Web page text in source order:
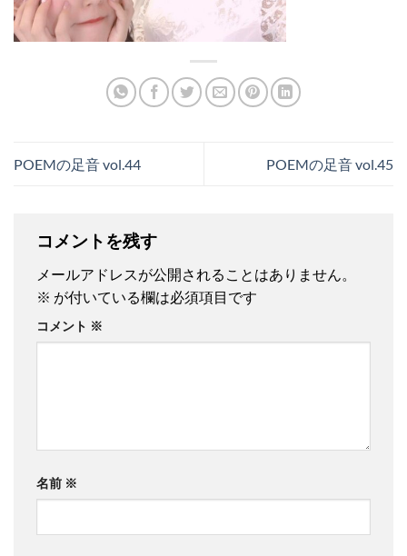
POEMの足音 vol.44 POEMの足音 vol.45
コメントを残す
メールアドレスが公開されることはありません。
※ が付いている欄は必須項目です
コメント ※
名前 ※